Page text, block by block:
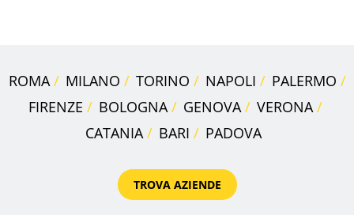
ROMA MILANO TORINO NAPOLI
PALERMO
FIRENZE
BOLOGNA GENOVA
VERONA
CATANIA
BARI PADOVA
TROVA AZIENDE